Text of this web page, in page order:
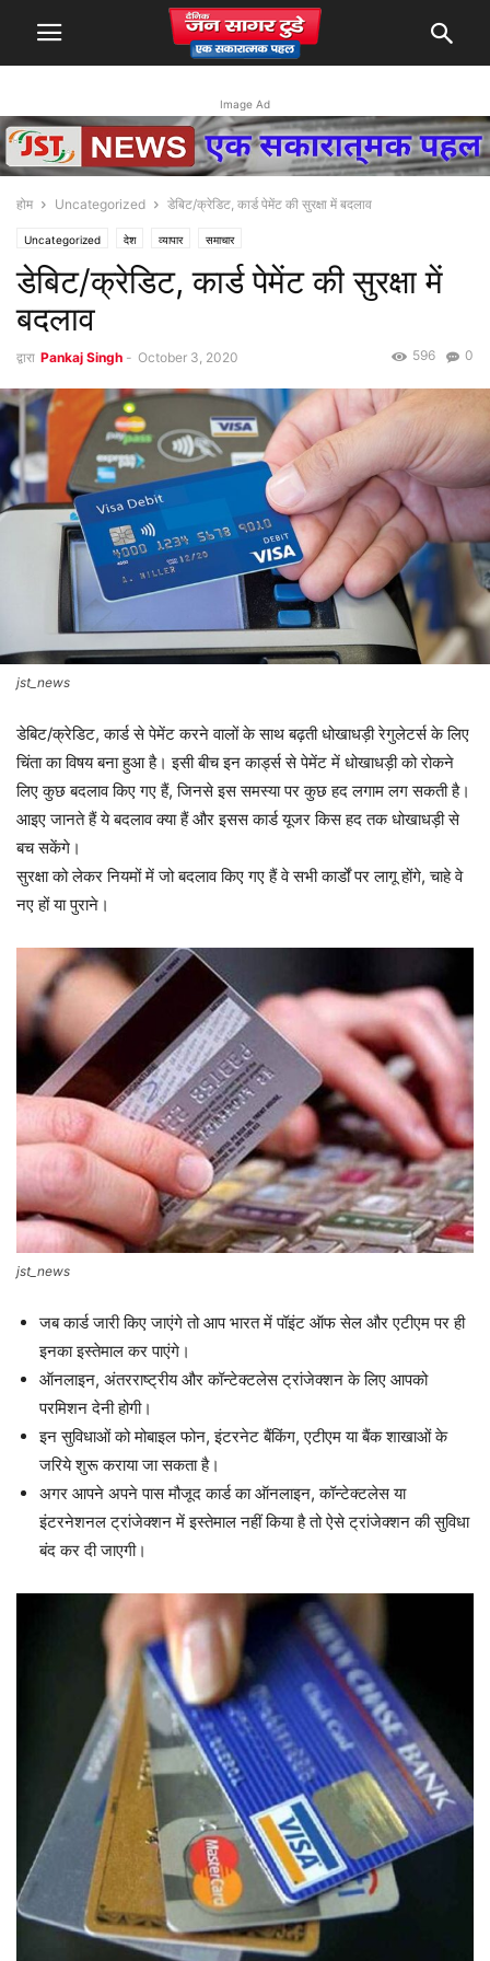
Image Ad
होम Uncategorized डेबिट/क्रेडिट, कार्ड पेमेंट की सुरक्षा में बदलाव
Uncategorized देश व्यापार समाचार
डेबिट/क्रेडिट, कार्ड पेमेंट की सुरक्षा में
बदलाव
द्वारा Pankaj Singh - October 3, 2020 0
596
jst_news
डेबिट/क्रेडिट, कार्ड से पेमेंट करने वालों के साथ बढ़ती धोखाधड़ी रेगुलेटर्स के लिए
चिंता का विषय बना हुआ है। इसी बीच इन कार्ड्स से पेमेंट में धोखाधड़ी को रोकने
लिए कुछ बदलाव किए गए हैं, जिनसे इस समस्या पर कुछ हद लगाम लग सकती है।
आइए जानते हैं ये बदलाव क्या हैं और इसस कार्ड यूजर किस हद तक धोखाधड़ी से
बच सकेंगे।
सुरक्षा को लेकर नियमों में जो बदलाव किए गए हैं वे सभी कार्डों पर लागू होंगे, चाहे वे
नए हों या पुराने।
jst_news
जब कार्ड जारी किए जाएंगे तो आप भारत में पॉइंट ऑफ सेल और एटीएम पर ही
इनका इस्तेमाल कर पाएंगे।
ऑनलाइन, अंतरराष्ट्रीय और कॉन्टेक्टलेस ट्रांजेक्शन के लिए आपको
परमिशन देनी होगी।
इन सुविधाओं को मोबाइल फोन, इंटरनेट बैंकिंग, एटीएम या बैंक शाखाओं के
जरिये शुरू कराया जा सकता है।
अगर आपने अपने पास मौजूद कार्ड का ऑनलाइन, कॉन्टेक्टलेस या
इंटरनेशनल ट्रांजेक्शन में इस्तेमाल नहीं किया है तो ऐसे ट्रांजेक्शन की सुविधा
बंद कर दी जाएगी।